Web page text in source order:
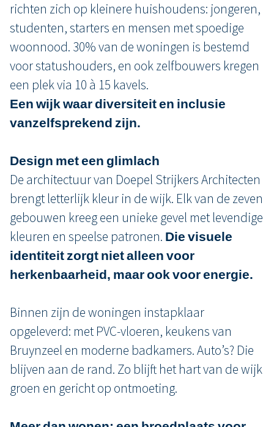
richten zich op kleinere huishoudens: jongeren,
studenten, starters en mensen met spoedige
woonnood. 30% van de woningen is bestemd
voor statushouders, en ook zelfbouwers kregen
een plek via 10 à 15 kavels.
Een wijk waar diversiteit en inclusie
vanzelfsprekend zijn.
Design met een glimlach
De architectuur van Doepel Strijkers Architecten
brengt letterlijk kleur in de wijk. Elk van de zeven
gebouwen kreeg een unieke gevel met levendige
kleuren en speelse patronen. Die visuele
identiteit zorgt niet alleen voor
herkenbaarheid, maar ook voor energie.
Binnen zijn de woningen instapklaar
opgeleverd: met PVC-vloeren, keukens van
Bruynzeel en moderne badkamers. Auto’s? Die
blijven aan de rand. Zo blijft het hart van de wijk
groen en gericht op ontmoeting.